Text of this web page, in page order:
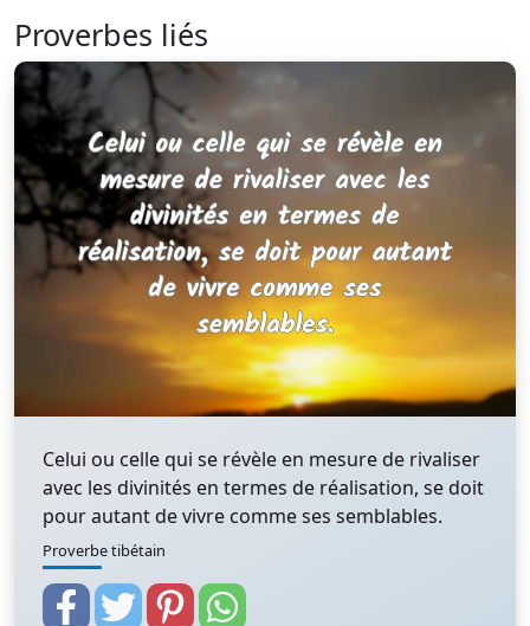
Proverbes liés
Celui ou celle qui se révèle en mesure de rivaliser
avec les divinités en termes de réalisation, se doit
pour autant de vivre comme ses semblables.
Proverbe tibétain